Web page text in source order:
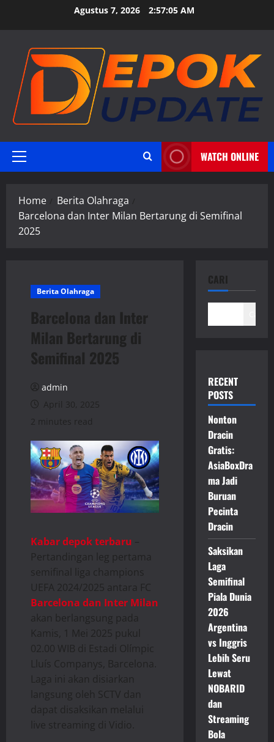
Agustus 7, 2026 2:57:06 AM
Primary
WATCH ONLINE
Home
Berita Olahraga
Barcelona dan Inter Milan Bertarung di Semifinal
2025
Berita Olahraga
Barcelona dan Inter
Milan Bertarung di
Semifinal 2025
admin
April 30, 2025
2 minutes read
Kabar depok terbaru –
Pertandingan leg pertama
semifinal liga champions
UEFA 2024/2025 antara FC
Barcelona dan Inter Milan
akan berlangsung pada
Kamis, 1 Mei 2025 pukul
02.00 WIB di Estadi Olímpic
Lluís Companys, Barcelona.
Laga ini akan disiarkan
langsung oleh SCTV dan
dapat disaksikan melalui
live streaming di Vidio. ​
CARI
RECENT
POSTS
Nonton
Dracin
Gratis:
AsiaBoxDra
ma Jadi
Buruan
Pecinta
Dracin
Saksikan
Laga
Semifinal
Piala Dunia
2026
Argentina
vs Inggris
Lebih Seru
Lewat
NOBARID
dan
Streaming
Bola